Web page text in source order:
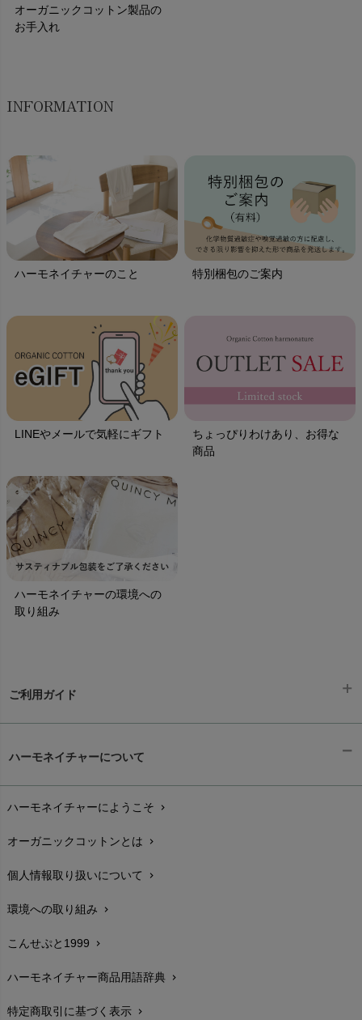
オーガニックコットン製品の
お手入れ
INFORMATION
ハーモネイチャーのこと 特別梱包のご案内
LINEやメールで気軽にギフト
ちょっぴりわけあり、お得な
商品
ハーモネイチャーの環境への
取り組み
ご利用ガイド
配送と送料chevron_right
在庫状況と発送予定chevron_right
サイズ・寸法chevron_right
生地・素材chevron_right
お手入れについて
レビューを書こうchevron_right
返品交換chevron_right
ハーモネイチャーについて
ハーモネイチャーにようこそ chevron_right
オーガニックコットンとは chevron_right
個人情報取り扱いについて chevron_right
環境への取り組み chevron_right
こんせぷと1999 chevron_right
ハーモネイチャー商品用語辞典 chevron_right
特定商取引に基づく表示 chevron_right